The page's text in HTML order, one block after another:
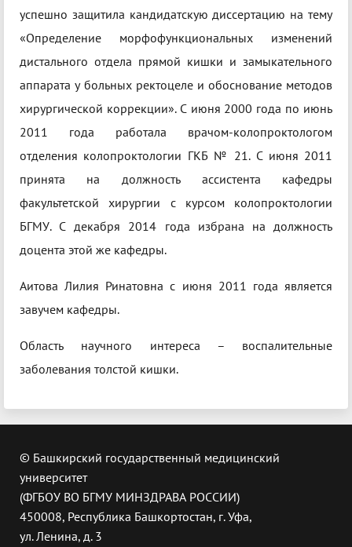
успешно защитила кандидатскую диссертацию на тему
«Определение морфофункциональных изменений
дистального отдела прямой кишки и замыкательного
аппарата у больных ректоцеле и обоснование методов
хирургической коррекции». С июня 2000 года по июнь
2011 года работала врачом-колопроктологом
отделения колопроктологии ГКБ № 21. С июня 2011
принята на должность ассистента кафедры
факультетской хирургии с курсом колопроктологии
БГМУ. С декабря 2014 года избрана на должность
доцента этой же кафедры.
Аитова Лилия Ринатовна с июня 2011 года является
завучем кафедры.
Область научного интереса – воспалительные
заболевания толстой кишки.
© Башкирский государственный медицинский
университет
(ФГБОУ ВО БГМУ МИНЗДРАВА РОССИИ)
450008, Республика Башкортостан, г. Уфа,
ул. Ленина, д. 3